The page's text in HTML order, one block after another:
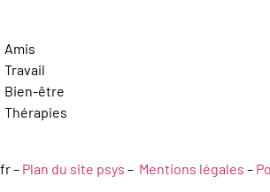
Amis
Travail
Bien-être
Thérapies
– Plan du site psys – Mentions légales –